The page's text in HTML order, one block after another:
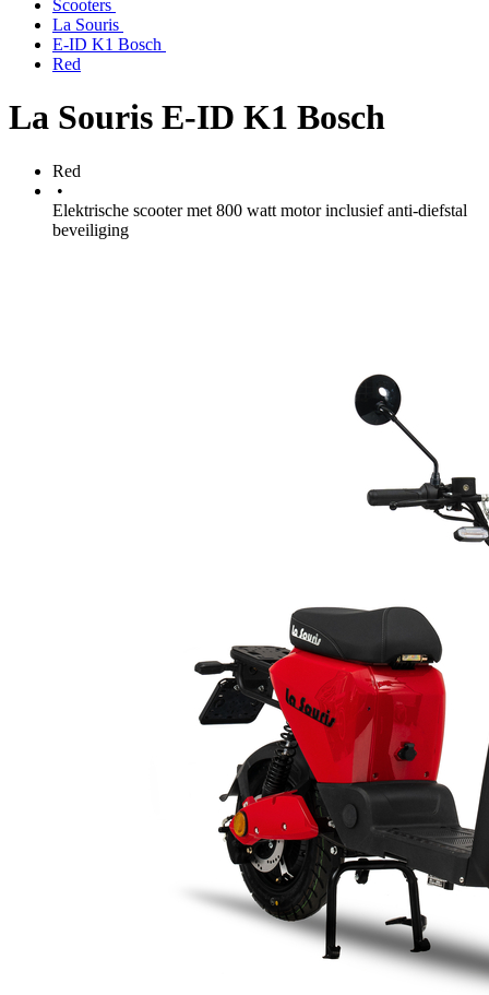
Scooters
La Souris
E-ID K1 Bosch
Red
La Souris E-ID K1 Bosch
Red
•
Elektrische scooter met 800 watt motor inclusief anti-diefstal
beveiliging